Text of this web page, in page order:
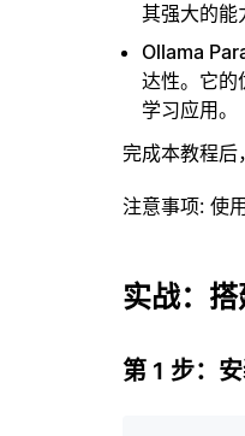
其强大的能
Ollama
达性。它的
学习应用。
完成本教程后
注意事项: 使
实战：
第 1 步：